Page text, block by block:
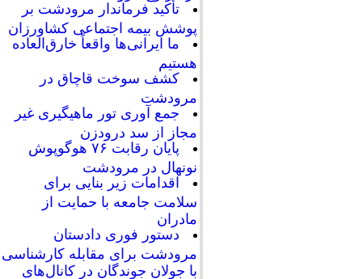
تأکید فرماندار مرودشت بر
پوشش بیمه اجتماعی کشاورزان
ما ایرانی‌ها واقعاً خارق‌العاده
هستیم
کشف سوخت قاچاق در
مرودشت
جمع آوری تور ماهیگیری غیر
مجاز از سد درودزن
پایان رقابت‌ ۷۶ هوگوپوش
نونهال در مرودشت
اقدامات زیر بنایی برای
سلامت جامعه با حمایت از
مادران
دستور فوری دادستان
مرودشت برای مقابله کارشناسی
با جولان جوندگان در کانال‌های